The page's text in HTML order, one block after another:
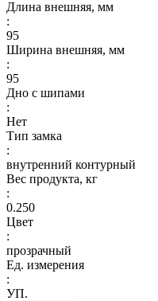
Длина внешняя, мм
:
95
Ширина внешняя, мм
:
95
Дно с шипами
:
Нет
Тип замка
:
внутренний контурный
Вес продукта, кг
:
0.250
Цвет
:
прозрачный
Ед. измерения
:
УП.